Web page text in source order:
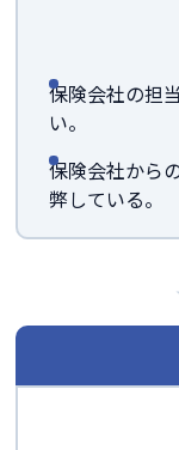
保険会社の担
い。
保険会社から
弊している。